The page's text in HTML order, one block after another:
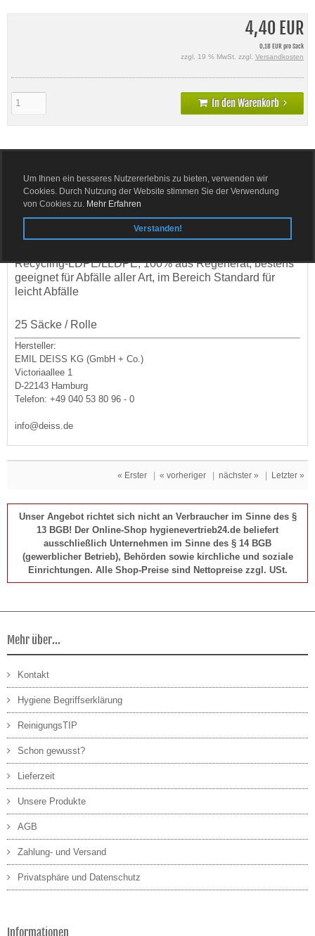
Um Ihnen ein besseres Nutzererlebnis zu bieten, verwenden wir
Cookies. Durch Nutzung der Website stimmen Sie der Verwendung
von Cookies zu. Mehr Erfahren
Verstanden!
4,40 EUR
0,18 EUR pro Sack
zzgl. 19 % MwSt. zzgl. Versandkosten
In den Warenkorb
Details
Recycling-LDPE/LLDPE, 100% aus Regenerat,bestens
geeignet für Abfälle aller Art, im Bereich Standard für
leicht Abfälle
25 Säcke / Rolle
Hersteller:
EMIL DEISS KG (GmbH + Co.)
Victoriaallee 1
D-22143 Hamburg
Telefon: +49 040 53 80 96 - 0
info@deiss.de
« Erster | « vorheriger | nächster » | Letzter »
Unser Angebot richtet sich nicht an Verbraucher im Sinne des §
13 BGB! Der Online-Shop hygienevertrieb24.de beliefert
ausschließlich Unternehmen im Sinne des § 14 BGB
(gewerblicher Betrieb), Behörden sowie kirchliche und soziale
Einrichtungen. Alle Shop-Preise sind Nettopreise zzgl. USt.
Mehr über...
Kontakt
Hygiene Begriffserklärung
ReinigungsTIP
Schon gewusst?
Lieferzeit
Unsere Produkte
AGB
Zahlung- und Versand
Privatsphäre und Datenschutz
Informationen